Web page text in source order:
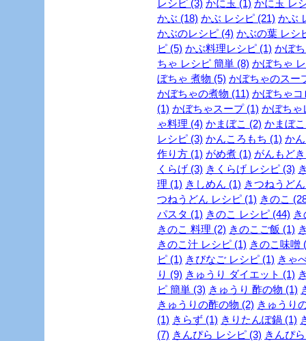
レシピ (3) かに玉 (1) かに玉 レ
かぶ (18) かぶ レシピ (21) かぶ
かぶのレシピ (4) かぶの葉 レシ
ピ (5) かぶ料理レシピ (1) かぼ
ちゃ レシピ 簡単 (8) かぼちゃ
ぼちゃ 煮物 (5) かぼちゃのスー
かぼちゃの煮物 (11) かぼちゃ
(1) かぼちゃスープ (1) かぼちゃ
ゃ料理 (4) かまぼこ (2) かまぼ
レシピ (3) かんころもち (1) か
作り方 (1) がめ煮 (1) がんもど
くらげ (3) きくらげ レシピ (3)
理 (1) きしめん (1) きつねうど
つねうどん レシピ (1) きのこ
パスタ (1) きのこ レシピ (44)
きのこ 料理 (2) きのこご飯 (1)
きのこ汁 レシピ (1) きのこ味噌
ピ (1) きびなご レシピ (1) きゃ
り (9) きゅうり ダイエット (1)
ピ 簡単 (3) きゅうり 酢の物 (1)
きゅうりの酢の物 (2) きゅうり
(1) きらず (1) きりたんぽ鍋 (1)
(7) きんぴら レシピ (3) きんぴ